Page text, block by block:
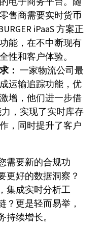
售商需要实时货币
iPaaS 方案正
能，在不中断现有
性和客户体验。
： 一家物流公司最
运输追踪功能，优
增，他们进一步借
力，实现了实时库存
，同时提升了客户
需要新的合规功
更好的数据洞察？
集成实时分析工
？更是轻而易举，
续增长。